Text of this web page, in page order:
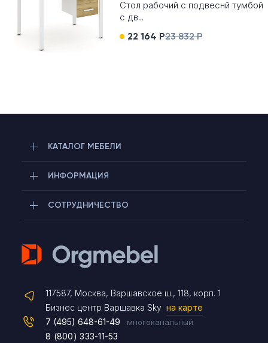
Стол рабочий с подвеснй тумбой
с дв...
22 164 Р23 832 Р
КАТАЛОГ МЕБЕЛИ
ИНФОРМАЦИЯ
СОТРУДНИЧЕСТВО
117587, Москва, Варшавское ш., 118, корп. 1
Бизнес центр Варшавка Sky на карте
7 (495) 648-61-49
многоканальный
8 (800) 333-11-53
Telegram
Max